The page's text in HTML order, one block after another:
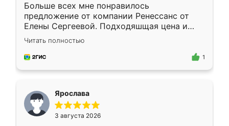
Больше всех мне понравилось
предложение от компании Ренессанс от
Елены Сергеевой. Подходяшщая цена и
короткие сроки изготовления. Приехавший
для замера сотрудник Владислав
предложил по моему эскизу самый
Читать полностью
1
Ярослава
3 августа 2026